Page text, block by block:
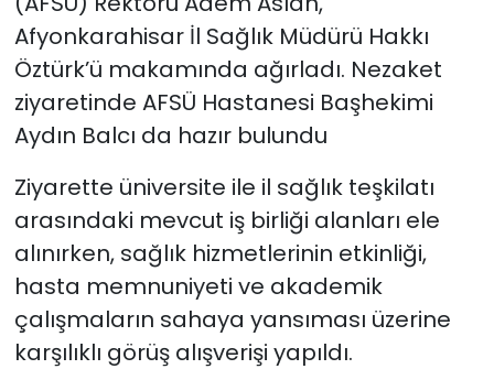
Afyonkarahisar İl Sağlık Müdürü Hakkı
Öztürk’ü makamında ağırladı. Nezaket
ziyaretinde AFSÜ Hastanesi Başhekimi
Aydın Balcı da hazır bulundu
Ziyarette üniversite ile il sağlık teşkilatı
arasındaki mevcut iş birliği alanları ele
alınırken, sağlık hizmetlerinin etkinliği,
hasta memnuniyeti ve akademik
çalışmaların sahaya yansıması üzerine
karşılıklı görüş alışverişi yapıldı.